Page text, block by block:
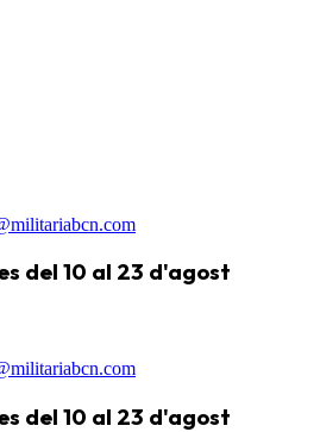
del 10 al 23 d'agost
del 10 al 23 d'agost